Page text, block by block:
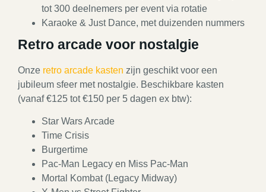
tot 300 deelnemers per event via rotatie
Karaoke & Just Dance, met duizenden nummers
Retro arcade voor nostalgie
Onze retro arcade kasten zijn geschikt voor een
jubileum sfeer met nostalgie. Beschikbare kasten
(vanaf €125 tot €150 per 5 dagen ex btw):
Star Wars Arcade
Time Crisis
Burgertime
Pac-Man Legacy en Miss Pac-Man
Mortal Kombat (Legacy Midway)